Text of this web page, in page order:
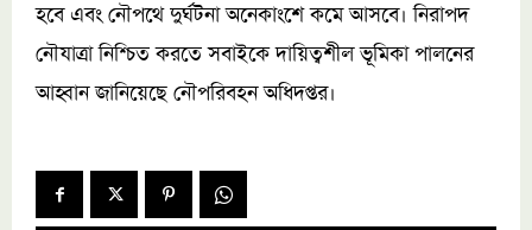
হবে এবং নৌপথে দুর্ঘটনা অনেকাংশে কমে আসবে। নিরাপদ
নৌযাত্রা নিশ্চিত করতে সবাইকে দায়িত্বশীল ভূমিকা পালনের
আহ্বান জানিয়েছে নৌপরিবহন অধিদপ্তর।